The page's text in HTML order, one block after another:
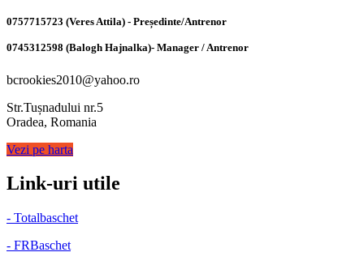
0757715723 (Veres Attila) - Președinte/Antrenor
0745312598 (Balogh Hajnalka)- Manager / Antrenor
bcrookies2010@yahoo.ro
Str.Tușnadului nr.5
Oradea, Romania
Vezi pe harta
Link-uri utile
- Totalbaschet
- FRBaschet